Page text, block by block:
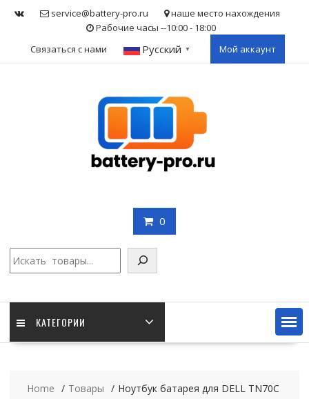
service@battery-pro.ru
наше место нахождения
Рабочие часы --10:00 - 18:00
Связаться с нами
Русский ▼ Мой аккаунт
0
КАТЕГОРИИ
Home Товары Ноутбук батарея для DELL TN70C